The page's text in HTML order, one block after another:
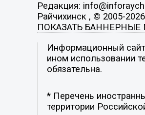
Редакция:
Райчихинск , © 2005-
ПОКАЗАТЬ БАННЕРНЫЕ
Информационный сайт
ином использовании
обязательна.
* Перечень
территории